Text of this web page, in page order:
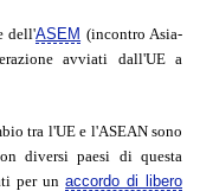
dell'ASEM (incontro Asia-
avviati dall'UE a
tra l'UE e l'ASEAN sono
diversi paesi di questa
per unaccordo di libero